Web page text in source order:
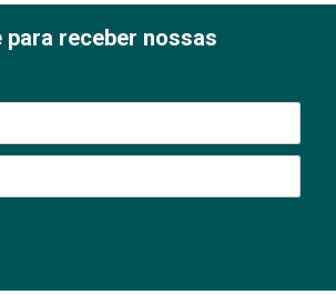
receber nossas